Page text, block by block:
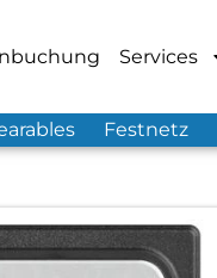
Services
Festnetz